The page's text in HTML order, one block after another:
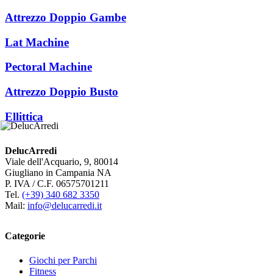
Attrezzo Doppio Gambe
Lat Machine
Pectoral Machine
Attrezzo Doppio Busto
Ellittica
DelucArredi
Viale dell'Acquario, 9, 80014
Giugliano in Campania NA
P. IVA / C.F. 06575701211
Tel. (+39) 340 682 3350
Mail: info@delucarredi.it
Categorie
Giochi per Parchi
Fitness